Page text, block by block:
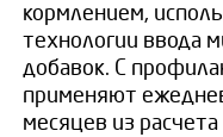
кормлением,
технологии ввода
добавок. С
применяют
месяцев из расчета